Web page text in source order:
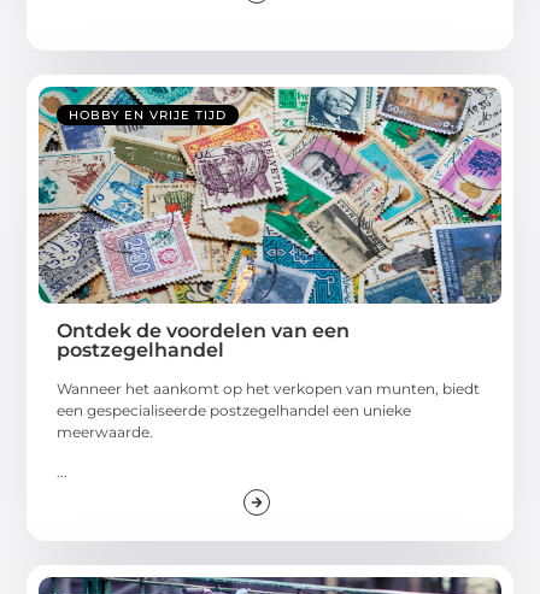
HOBBY EN VRIJE TIJD
Ontdek de voordelen van een
postzegelhandel
Wanneer het aankomt op het verkopen van munten, biedt
een gespecialiseerde postzegelhandel een unieke
meerwaarde.